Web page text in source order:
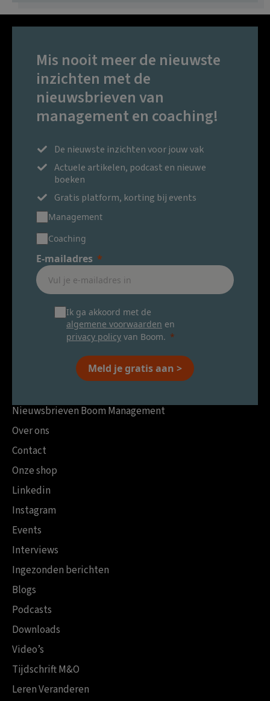
Mis nooit meer de nieuwste
inzichten met de
nieuwsbrieven van
management en coaching!
De nieuwste inzichten voor jouw vak
Actuele artikelen, podcast en nieuwe
boeken
Gratis platform, korting bij events
Management
Coaching
E-mailadres
Ik ga akkoord met de
algemene voorwaarden en
privacy policy van Boom.
Meld je gratis aan >
Nieuwsbrieven Boom Management
Over ons
Contact
Onze shop
Linkedin
Instagram
Events
Interviews
Ingezonden berichten
Blogs
Podcasts
Downloads
Video’s
Tijdschrift M&O
Leren Veranderen